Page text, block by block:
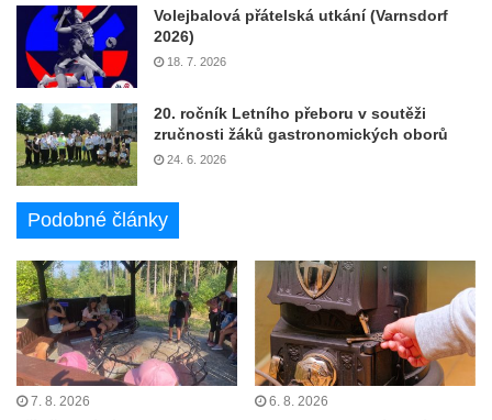
Volejbalová přátelská utkání (Varnsdorf
2026)
18. 7. 2026
20. ročník Letního přeboru v soutěži
zručnosti žáků gastronomických oborů
24. 6. 2026
Podobné články
7. 8. 2026 6. 8. 2026